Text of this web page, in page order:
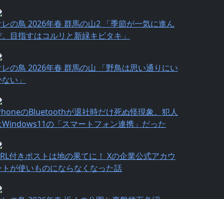
レの鳥 2026年春 群馬の山2 「季節が一気に進ん
目指すはコルリと新緑キビタキ」
レの鳥 2026年春 群馬の山 「野鳥は思い通りにい
い」
のBluetoothが退社時だけ死ぬ怪現象。犯人
Windows11の「スマートフォン連携」だった
付きポストは地の果てに！ Xの企業公式アカウ
トが使いものにならなくなった話